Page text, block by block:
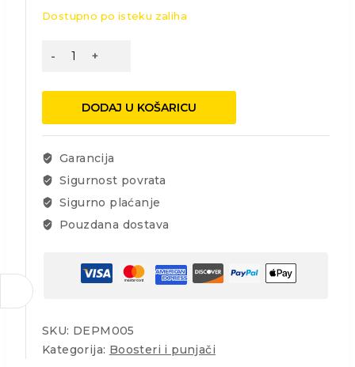
Dostupno po isteku zaliha
Mikroprocesorski
6/12V
120Ah
Dedra
DODAJ U KOŠARICU
Garancija
Sigurnost povrata
Sigurno plaćanje
Pouzdana dostava
SKU: DEPM005
Kategorija: Boosteri i punjači